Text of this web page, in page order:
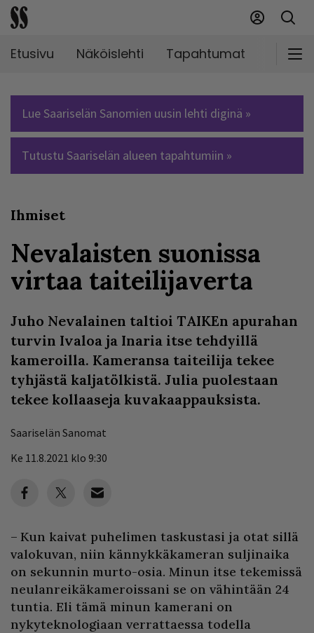
Etusivu Näköislehti Tapahtumat
Lue Saariselän Sanomien uusin lehti diginä »
Tutustu Saariselän alueen tapahtumiin »
Ihmiset
Nevalaisten suonissa
virtaa taiteilijaverta
Juho Nevalainen taltioi TAIKEn apurahan
turvin Ivaloa ja Inaria itse tehdyillä
kameroilla. Kameransa taiteilija tekee
tyhjästä kaljatölkistä. Julia puolestaan
tekee kollaaseja kuvakaappauksista.
Saariselän Sanomat
Ke 11.8.2021 klo 9:30
– Kun kaivat puhelimen taskustasi ja otat sillä
valokuvan, niin kännykkäkameran suljinaika
on sekunnin murto-osia. Minun itse tekemissä
neulanreikäkameroissani se on vähintään 24
tuntia. Eli tämä minun kamerani on
nykyteknologiaan verrattaessa todella